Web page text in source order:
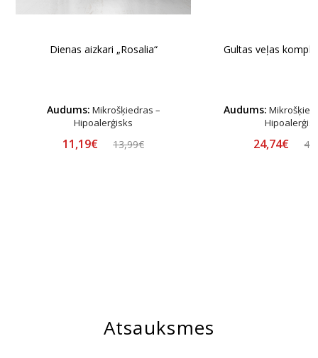
Dienas aizkari „Rosalia“
Audums: Mikrošķiedras –
Hipoalerģisks
11,19€ 13,99€
Gultas veļas
Audums:
24,74€
Atsauksmes